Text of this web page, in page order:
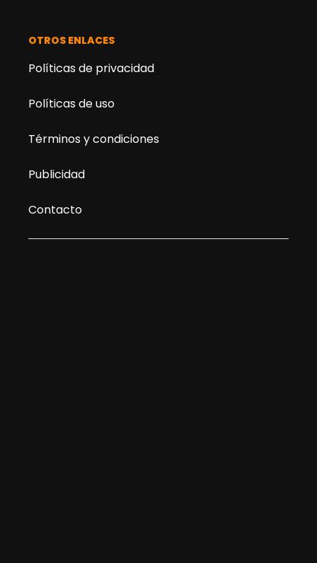
OTROS ENLACES
Políticas de privacidad
Políticas de uso
Términos y condiciones
Publicidad
Contacto